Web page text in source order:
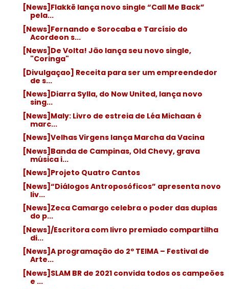
[News]Flakkë lança novo single “Call Me Back”
pela...
[News]Fernando e Sorocaba e Tarcísio do
Acordeon s...
[News]De Volta! Jão lança seu novo single,
"Coringa"
[Divulgaçao] Receita para ser um empreendedor
de s...
[News]Diarra Sylla, do Now United, lança novo
sing...
[News]Maly: Livro de estreia de Léa Michaan é
marc...
[News]Velhas Virgens lança Marcha da Vacina
[News]Banda de Campinas, Old Chevy, grava
música i...
[News]Projeto Quatro Cantos
[News]“Diálogos Antroposóficos” apresenta novo
liv...
[News]Zeca Camargo celebra o poder das duplas
do p...
[News]/Escritora com livro premiado compartilha
di...
[News]A programação do 2º TEIMA – Festival de
Arte...
[News]SLAM BR de 2021 convida todos os campeões
e ...